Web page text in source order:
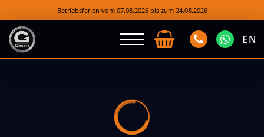
Betriebsferien vom 07.08.2026 bis zum 24.08.2026
EN